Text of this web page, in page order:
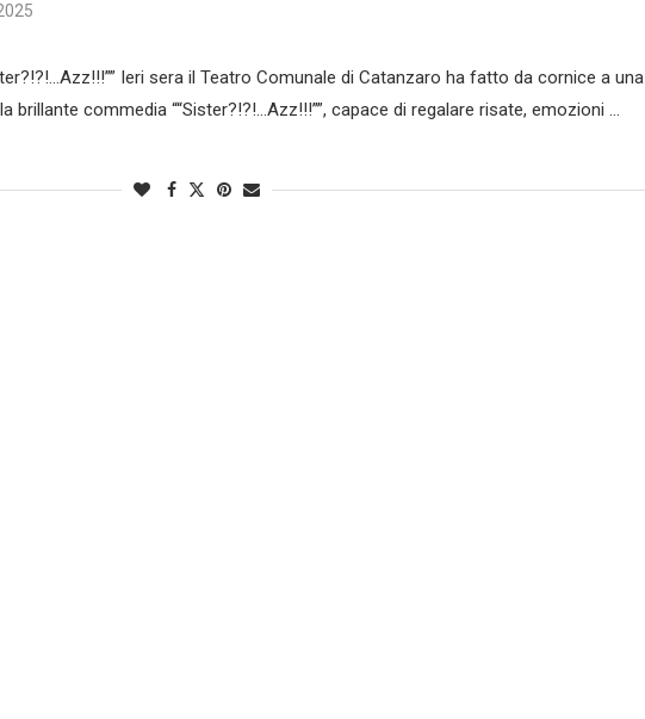
Ieri sera il Teatro Comunale di Catanzaro ha fatto da cornice a una
brillante commedia ““Sister?!?!…Azz!!!””, capace di regalare risate, emozioni …